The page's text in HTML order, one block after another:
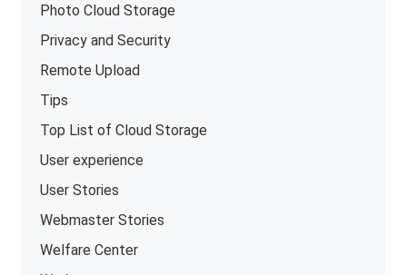
Photo Cloud Storage
Privacy and Security
Remote Upload
Tips
Top List of Cloud Storage
User experience
User Stories
Webmaster Stories
Welfare Center